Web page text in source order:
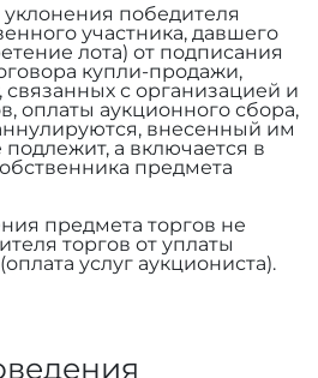
уклонения победителя
участника, давшего
лота) от подписания
купли-продажи,
с организацией и
оплаты аукционного сбора,
внесенный им
подлежит, а включается в
предмета
предмета торгов не
торгов от уплаты
услуг аукциониста).